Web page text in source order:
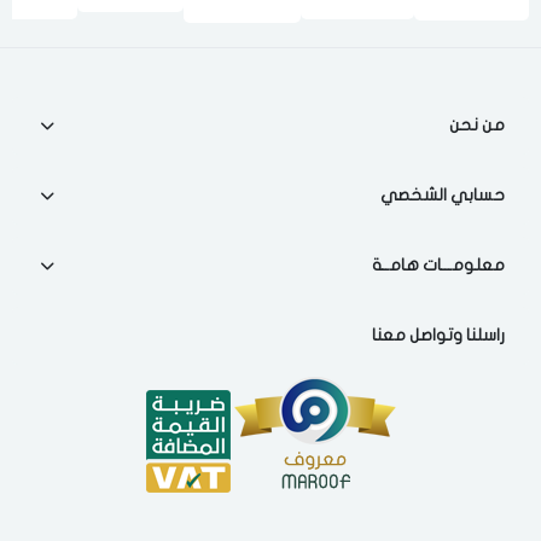
من نحن
حسابي الشخصي
معلومـــات هامــة
راسلنا وتواصل معنا